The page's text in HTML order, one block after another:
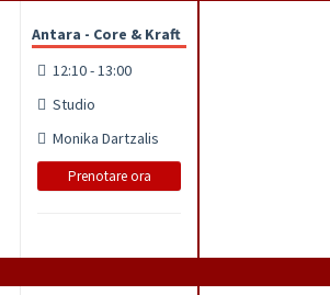
Antara - Core & Kraft
12:10 - 13:00
Studio
Monika Dartzalis
Prenotare ora